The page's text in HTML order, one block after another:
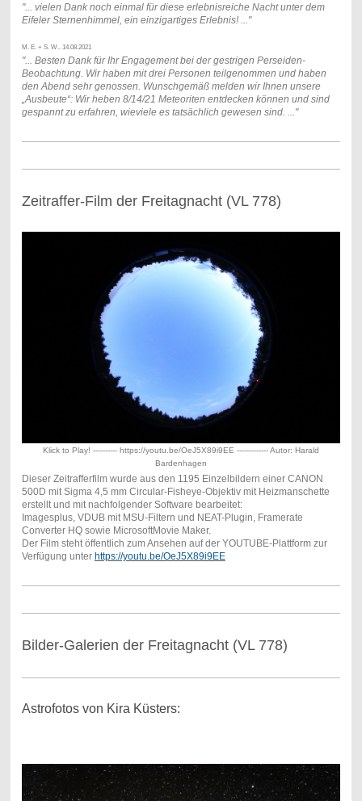
"... vielen Dank noch einmal für diese erlebnisreiche Nacht unter dem
Eifeler Sternenhimmel, ein einzigartiges Erlebnis! ..."
M. E. + S. W.. 14.08.2021
"... Besten Dank für Ihr Engagement bei der gestrigen Perseiden-
Beobachtung. Wir haben mit drei Personen teilgenommen und haben
den Abend sehr genossen. Wunschgemäß melden wir Ihnen unsere
„Ausbeute“: Wir heben 8/14/21 Meteoriten entdecken können und sind
gespannt zu erfahren, wieviele es tatsächlich gewesen sind.
..."
Zeitraffer-Film der Freitagnacht (VL 778)
Klick to Play! ---------- https://youtu.be/OeJ5X89i9EE ------------- Autor: Harald
Bardenhagen
Dieser Zeitrafferfilm wurde aus den 1195 Einzelbildern einer CANON
500D mit Sigma 4,5 mm Circular-Fisheye-Objektiv mit Heizmanschette
erstellt und mit nachfolgender Software bearbeitet:
Imagesplus, VDUB mit MSU-Filtern und NEAT-Plugin, Framerate
Converter HQ sowie MicrosoftMovie Maker.
Der Film steht öffentlich zum Ansehen auf der YOUTUBE-Plattform zur
Verfügung unter https://youtu.be/OeJ5X89i9EE
Bilder-Galerien der Freitagnacht (VL 778)
Astrofotos von Kira Küsters: